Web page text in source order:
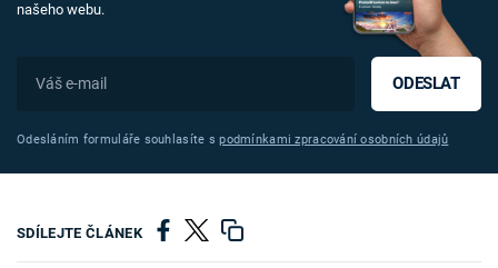
našeho webu.
ODESLAT
Odesláním formuláře souhlasíte spodmínkami zpracování osobních údajů
SDÍLEJTE ČLÁNEK